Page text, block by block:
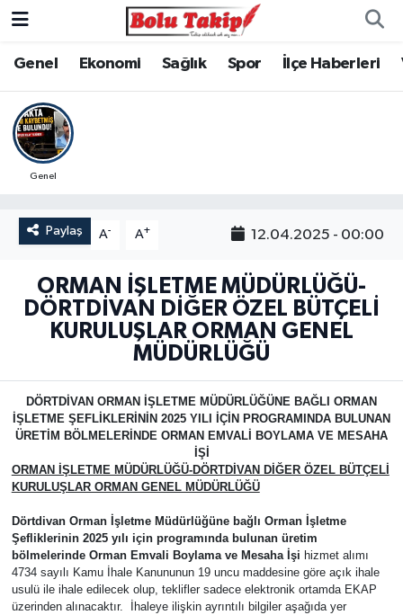
Genel Ekonomi Sağlık Spor İlçe Haberleri
Genel
Paylaş A- A+ 12.04.2025 - 00:00
ORMAN İŞLETME MÜDÜRLÜĞÜ-
DÖRTDİVAN DİĞER ÖZEL BÜTÇELİ
KURULUŞLAR ORMAN GENEL
MÜDÜRLÜĞÜ
DÖRTDİVAN ORMAN İŞLETME MÜDÜRLÜĞÜNE BAĞLI ORMAN
İŞLETME ŞEFLİKLERİNİN 2025 YILI İÇİN PROGRAMINDA BULUNAN
ÜRETİM BÖLMELERİNDE ORMAN EMVALİ BOYLAMA VE MESAHA
İŞİ
ORMAN İŞLETME MÜDÜRLÜĞÜ-DÖRTDİVAN DİĞER ÖZEL BÜTÇELİ
KURULUŞLAR ORMAN GENEL MÜDÜRLÜĞÜ
Dörtdivan Orman İşletme Müdürlüğüne bağlı Orman İşletme
Şefliklerinin 2025 yılı için programında bulunan üretim
bölmelerinde Orman Emvali Boylama ve Mesaha İşi hizmet alımı
4734 sayılı Kamu İhale Kanununun 19 uncu maddesine göre açık ihale
usulü ile ihale edilecek olup, teklifler sadece elektronik ortamda EKAP
üzerinden alınacaktır. İhaleye ilişkin ayrıntılı bilgiler aşağıda yer